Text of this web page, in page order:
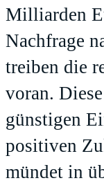
Milliarden
Nachfrage
treiben die
voran.
günstigen
positiven
mündet in